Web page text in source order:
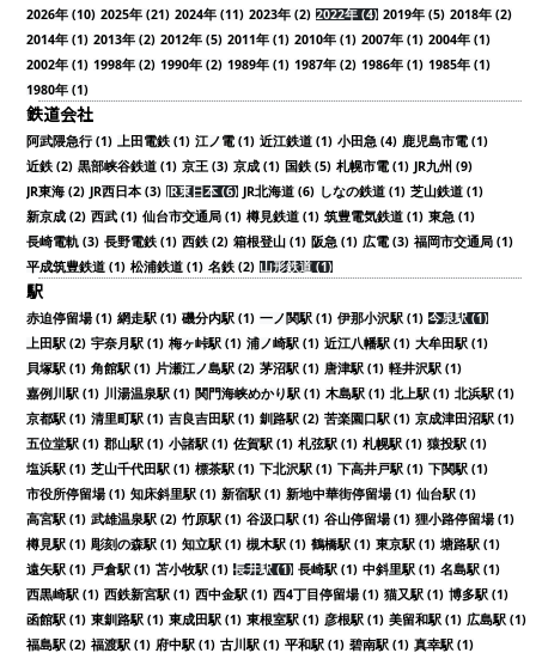
2026年 (10) 2025年 (21) 2024年 (11) 2023年 (2) 2022年 (4) 2019年 (5) 2018年 (2)
2014年 (1) 2013年 (2) 2012年 (5) 2011年 (1) 2010年 (1) 2007年 (1) 2004年 (1)
2002年 (1) 1998年 (2) 1990年 (2) 1989年 (1) 1987年 (2) 1986年 (1) 1985年 (1)
1980年 (1)
鉄道会社
阿武隈急行 (1) 上田電鉄 (1) 江ノ電 (1) 近江鉄道 (1) 小田急 (4) 鹿児島市電 (1)
近鉄 (2) 黒部峡谷鉄道 (1) 京王 (3) 京成 (1) 国鉄 (5) 札幌市電 (1) JR九州 (9)
JR東海 (2) JR西日本 (3) JR東日本 (6) JR北海道 (6) しなの鉄道 (1) 芝山鉄道 (1)
新京成 (2) 西武 (1) 仙台市交通局 (1) 樽見鉄道 (1) 筑豊電気鉄道 (1) 東急 (1)
長崎電軌 (3) 長野電鉄 (1) 西鉄 (2) 箱根登山 (1) 阪急 (1) 広電 (3) 福岡市交通局 (1)
平成筑豊鉄道 (1) 松浦鉄道 (1) 名鉄 (2) 山形鉄道 (1)
駅
赤迫停留場 (1) 網走駅 (1) 磯分内駅 (1) 一ノ関駅 (1) 伊那小沢駅 (1) 今泉駅 (1)
上田駅 (2) 宇奈月駅 (1) 梅ヶ峠駅 (1) 浦ノ崎駅 (1) 近江八幡駅 (1) 大牟田駅 (1)
貝塚駅 (1) 角館駅 (1) 片瀬江ノ島駅 (2) 茅沼駅 (1) 唐津駅 (1) 軽井沢駅 (1)
嘉例川駅 (1) 川湯温泉駅 (1) 関門海峡めかり駅 (1) 木島駅 (1) 北上駅 (1) 北浜駅 (1)
京都駅 (1) 清里町駅 (1) 吉良吉田駅 (1) 釧路駅 (2) 苦楽園口駅 (1) 京成津田沼駅 (1)
五位堂駅 (1) 郡山駅 (1) 小諸駅 (1) 佐賀駅 (1) 札弦駅 (1) 札幌駅 (1) 猿投駅 (1)
塩浜駅 (1) 芝山千代田駅 (1) 標茶駅 (1) 下北沢駅 (1) 下高井戸駅 (1) 下関駅 (1)
市役所停留場 (1) 知床斜里駅 (1) 新宿駅 (1) 新地中華街停留場 (1) 仙台駅 (1)
高宮駅 (1) 武雄温泉駅 (2) 竹原駅 (1) 谷汲口駅 (1) 谷山停留場 (1) 狸小路停留場 (1)
樽見駅 (1) 彫刻の森駅 (1) 知立駅 (1) 槻木駅 (1) 鶴橋駅 (1) 東京駅 (1) 塘路駅 (1)
遠矢駅 (1) 戸倉駅 (1) 苫小牧駅 (1) 長井駅 (1) 長崎駅 (1) 中斜里駅 (1) 名島駅 (1)
西黒崎駅 (1) 西鉄新宮駅 (1) 西中金駅 (1) 西4丁目停留場 (1) 猫又駅 (1) 博多駅 (1)
函館駅 (1) 東釧路駅 (1) 東成田駅 (1) 東根室駅 (1) 彦根駅 (1) 美留和駅 (1) 広島駅 (1)
福島駅 (2) 福渡駅 (1) 府中駅 (1) 古川駅 (1) 平和駅 (1) 碧南駅 (1) 真幸駅 (1)